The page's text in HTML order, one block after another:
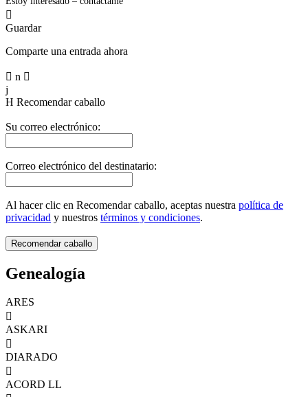

Guardar
Comparte una entrada ahora
 n 
j
H Recomendar caballo
Su correo electrónico:
Correo electrónico del destinatario:
Al hacer clic en Recomendar caballo, aceptas nuestra política de
privacidad y nuestros términos y condiciones.
Genealogía
ARES

ASKARI

DIARADO

ACORD LL